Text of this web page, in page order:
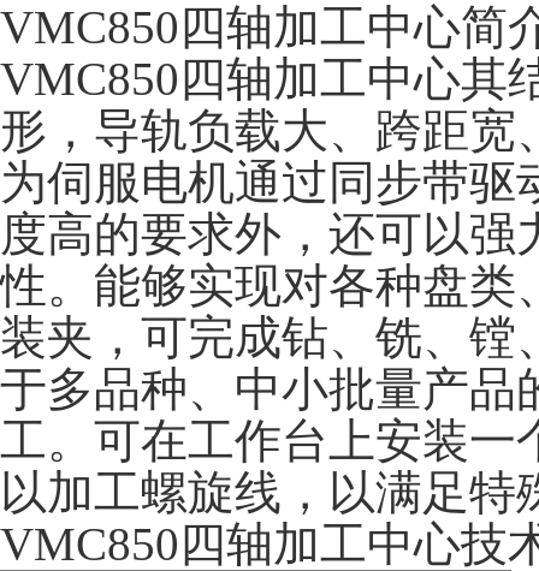
VMC850四轴加工中心简
VMC850四轴加工中心其
形，导轨负载大、跨距
为伺服电机通过同步带
度高的要求外，还可以
性。能够实现对各种盘类
装夹，可完成钻、铣、镗
于多品种、中小批量产品
工。可在工作台上安装一
以加工螺旋线，以满足特
VMC850四轴加工中心技